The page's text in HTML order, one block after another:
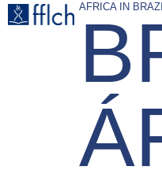
AFRICA IN